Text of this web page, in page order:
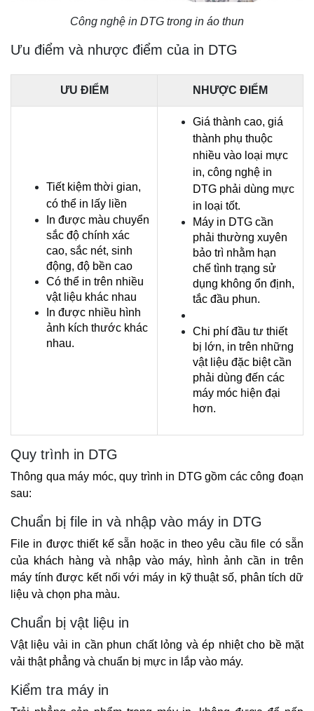
Công nghệ in DTG trong in áo thun
Ưu điểm và nhược điểm của in DTG
ƯU ĐIỂM NHƯỢC ĐIỂM
Tiết kiệm thời gian,
có thể in lấy liền
In được màu chuyển
sắc độ chính xác
cao, sắc nét, sinh
động, độ bền cao
Có thể in trên nhiều
vật liệu khác nhau
In được nhiều hình
ảnh kích thước khác
nhau.
Giá thành cao, giá
thành phụ thuộc
nhiều vào loại mực
in, công nghệ in
DTG phải dùng mực
in loại tốt.
Máy in DTG cần
phải thường xuyên
bảo trì nhằm hạn
chế tình trạng sử
dụng không ổn định,
tắc đầu phun.
Chi phí đầu tư thiết
bị lớn, in trên những
vật liệu đặc biệt cần
phải dùng đến các
máy móc hiện đại
hơn.
Quy trình in DTG
Thông qua máy móc, quy trình in DTG gồm các công đoạn
sau:
Chuẩn bị file in và nhập vào máy in DTG
File in được thiết kế sẵn hoặc in theo yêu cầu file có sẵn
của khách hàng và nhập vào máy, hình ảnh cần in trên
máy tính được kết nối với máy in kỹ thuật số, phân tích dữ
liệu và chọn pha màu.
Chuẩn bị vật liệu in
Vật liệu vải in cần phun chất lỏng và ép nhiệt cho bề mặt
vải thật phẳng và chuẩn bị mực in lắp vào máy.
Kiểm tra máy in